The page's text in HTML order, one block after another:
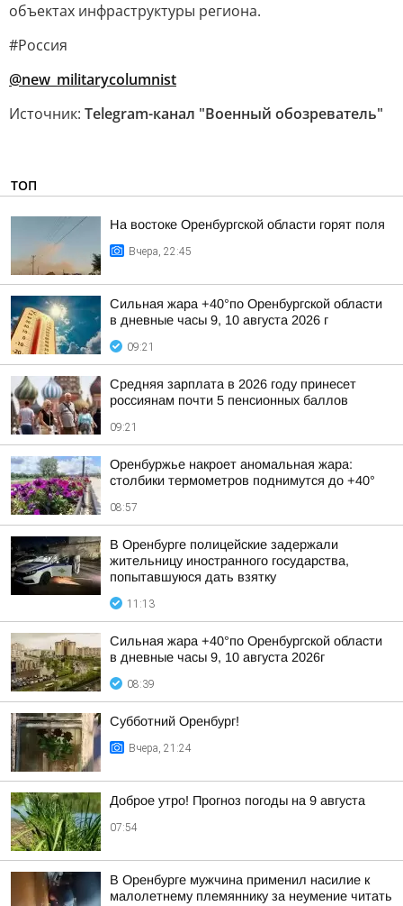
объектах инфраструктуры региона.
#Россия
@new_militarycolumnist
Источник: Telegram-канал "Военный обозреватель"
ТОП
На востоке Оренбургской области горят поля
Вчера, 22:45
Сильная жара +40°по Оренбургской области
в дневные часы 9, 10 августа 2026 г
09:21
Средняя зарплата в 2026 году принесет
россиянам почти 5 пенсионных баллов
09:21
Оренбуржье накроет аномальная жара:
столбики термометров поднимутся до +40°
08:57
В Оренбурге полицейские задержали
жительницу иностранного государства,
попытавшуюся дать взятку
11:13
Сильная жара +40°по Оренбургской области
в дневные часы 9, 10 августа 2026г
08:39
Субботний Оренбург!
Вчера, 21:24
Доброе утро! Прогноз погоды на 9 августа
07:54
В Оренбурге мужчина применил насилие к
малолетнему племяннику за неумение читать